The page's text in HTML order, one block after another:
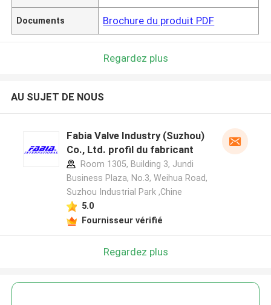
Documents Brochure du produit PDF
Regardez plus
AU SUJET DE NOUS
Fabia Valve Industry (Suzhou)
Co., Ltd. profil du fabricant
Room 1305, Building 3, Jundi
Business Plaza, No.3, Weihua Road,
Suzhou Industrial Park ,Chine
5.0
Fournisseur vérifié
Regardez plus